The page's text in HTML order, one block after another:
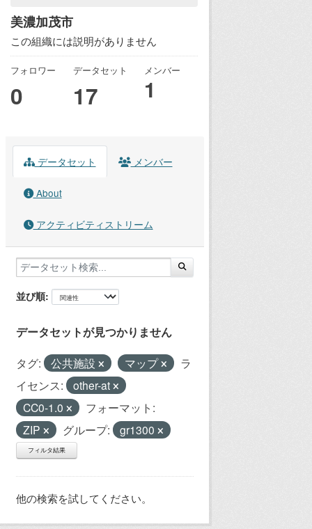
美濃加茂市
この組織には説明がありません
フォロワー
0
データセット
17
メンバー
1
データセット メンバー
About
アクティビティストリーム
並び順
データセットが見つかりません
タグ: 公共施設 マップ
ラ
イセンス:
other-at
CC0-1.0
フォーマット:
ZIP
グループ: gr1300
フィルタ結果
他の検索を試してください。